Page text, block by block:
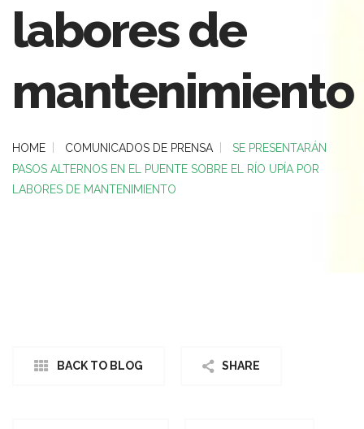
labores de
mantenimiento
HOME COMUNICADOS DE PRENSA
SE PRESENTARÁN
PASOS ALTERNOS EN EL PUENTE SOBRE EL RÍO UPÍA POR
LABORES DE MANTENIMIENTO
BACK TO BLOG SHARE